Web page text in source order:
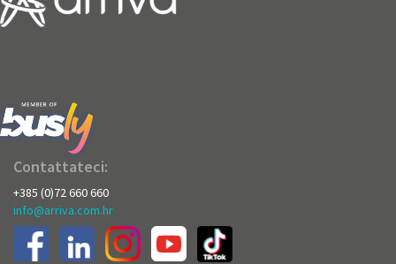
Contattateci:
+385 (0)72 660 660
info@arriva.com.hr